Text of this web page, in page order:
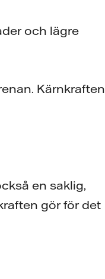
och lägre
Kärnkraften
en saklig,
gör för det